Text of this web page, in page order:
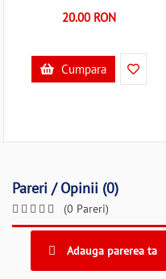
20.00 RON
Cumpara
Pareri / Opinii (0)
(0 Pareri)
Adauga parerea ta